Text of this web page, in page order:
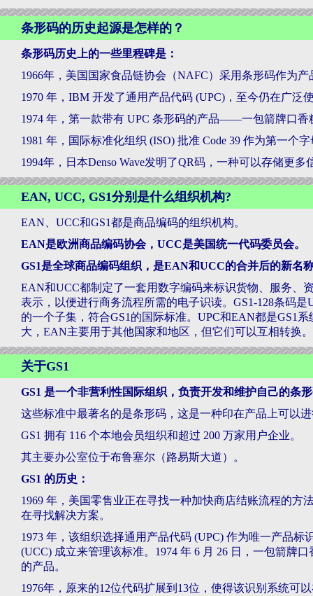
条形码的历史起源是怎样的？
条形码历史上的一些里程碑是：
1966年，美国国家食品链协会（NAFC）采用条形码作为产
1970 年，IBM 开发了通用产品代码 (UPC)，至今仍在广泛
1974 年，第一款带有 UPC 条形码的产品——一包箭牌口
1981 年，国际标准化组织 (ISO) 批准 Code 39 作为第一个
1994年，日本Denso Wave发明了QR码，一种可以存储更
EAN, UCC, GS1分别是什么组织机构?
EAN、UCC和GS1都是商品编码的组织机构。
EAN是欧洲商品编码协会，UCC是美国统一代码委员会。
GS1是全球商品编码组织，是EAN和UCC的合并后的新名
EAN和UCC都制定了一套用数字编码来标识货物、服务、
表示，以便进行商务流程所需的电子识读。GS1-128条码
的一个子集，符合GS1的国际标准。UPC和EAN都是GS1
大，EAN主要用于其他国家和地区，但它们可以互相转换。
关于GS1
GS1 是一个非营利性国际组织，负责开发和维护自己的条
这些标准中最著名的是条形码，这是一种印在产品上可以
GS1 拥有 116 个本地会员组织和超过 200 万家用户企业。
其主要办公室位于布鲁塞尔（路易斯大道）。
GS1 的历史：
1969 年，美国零售业正在寻找一种加快商店结账流程的方
在寻找解决方案。
1973 年，该组织选择通用产品代码 (UPC) 作为唯一产品
(UCC) 成立来管理该标准。1974 年 6 月 26 日，一包箭牌
的产品。
1976年，原来的12位代码扩展到13位，使得该识别系统可